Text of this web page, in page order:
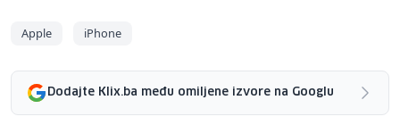
Apple iPhone
Dodajte Klix.ba među omiljene izvore na Googlu